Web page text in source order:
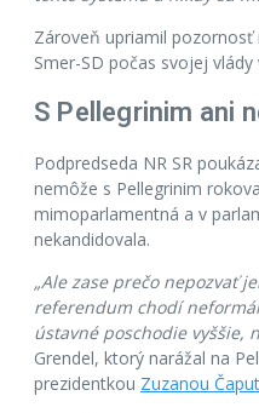
Zároveň upriamil
Smer-SD počas svojej vlády
S Pellegrinim ani
Podpredseda NR SR
nemôže s Pellegrinim
mimoparlamentná a v
nekandidovala.
„Ale zase prečo nepozvať
referendum chodí
ústavné poschodie vyššie,
Grendel, ktorý narážal na
prezidentkou Zuzanou